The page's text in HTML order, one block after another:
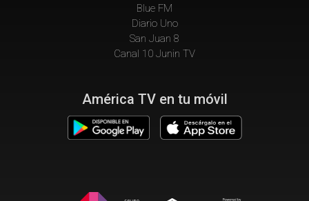
Blue FM
Diario Uno
San Juan 8
Canal 10 Junin TV
América TV en tu móvil